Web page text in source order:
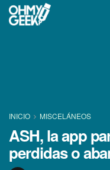
INICIO MISCELÁNEOS
ASH, la app
perdidas o